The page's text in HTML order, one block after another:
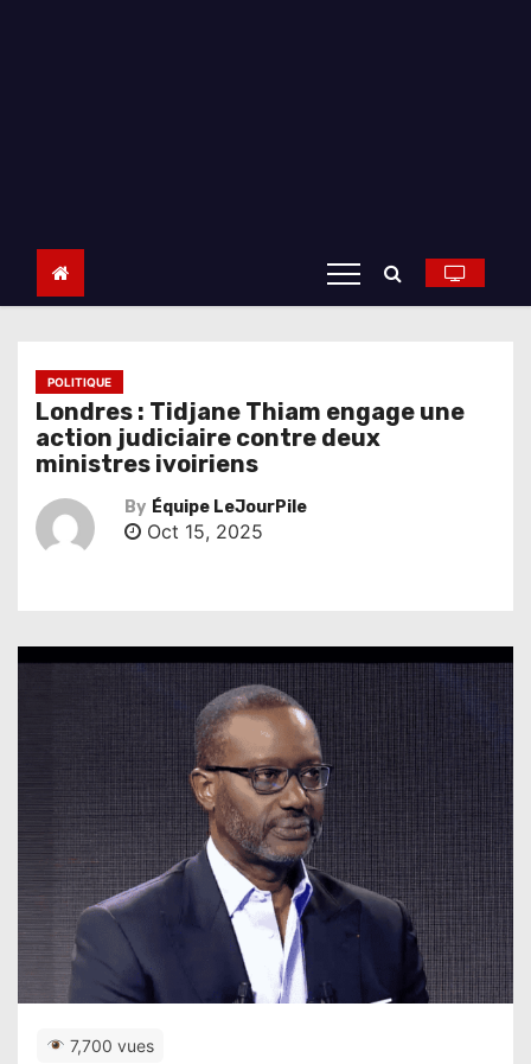
POLITIQUE
Londres : Tidjane Thiam engage une
action judiciaire contre deux
ministres ivoiriens
By Équipe LeJourPile
Oct 15, 2025
7,700 vues